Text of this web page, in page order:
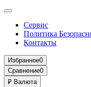
Сервис
Политика
Контакты
Избранное0
Сравнение0
₽ Валюта